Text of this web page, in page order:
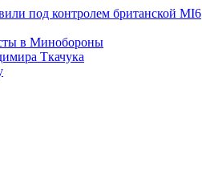
под контролем британской MI6
в Минобороны
Ткачука